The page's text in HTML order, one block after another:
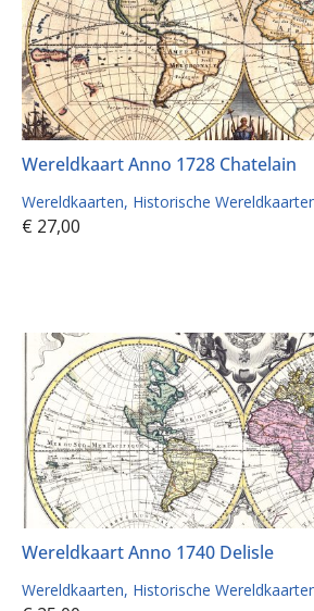
Wereldkaart Anno 1728 Chatelain
Wereldkaarten Historische
€ 27,00
Wereldkaart Anno 1740 Delisle
Wereldkaarten Historische